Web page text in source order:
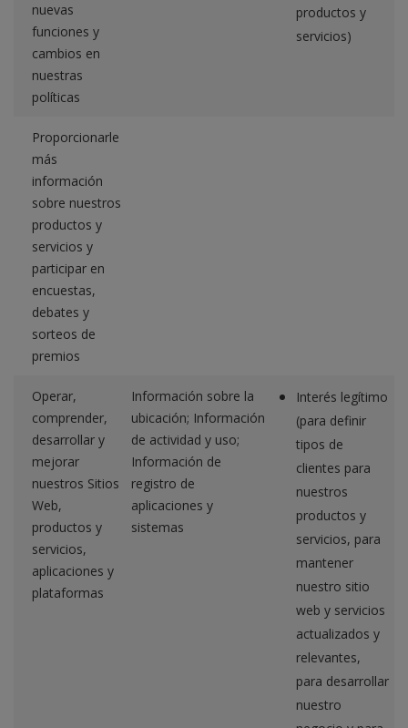
nuevas
funciones y
cambios en
nuestras
políticas
productos y
servicios)
Proporcionarle
más
información
sobre nuestros
productos y
servicios y
participar en
encuestas,
debates y
sorteos de
premios
Operar,
comprender,
desarrollar y
mejorar
nuestros Sitios
Web,
productos y
servicios,
aplicaciones y
plataformas
Información sobre la
ubicación; Información
de actividad y uso;
Información de
registro de
aplicaciones y
sistemas
Interés legítimo
(para definir
tipos de
clientes para
nuestros
productos y
servicios, para
mantener
nuestro sitio
web y servicios
actualizados y
relevantes,
para desarrollar
nuestro